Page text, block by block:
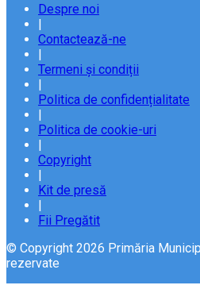
Despre noi
|
Contactează-ne
|
Termeni și condiții
|
Politica de confidențialitate
|
Politica de cookie-uri
|
Copyright
|
Kit de presă
|
Fii Pregătit
© Copyright 2026 Primăria
rezervate